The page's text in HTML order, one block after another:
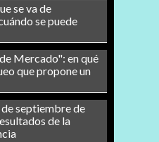
se va de
se puede
Mercado": en qué
que propone un
septiembre de
de la